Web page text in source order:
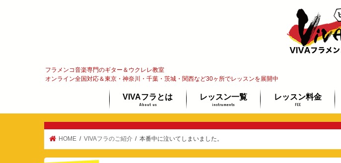
フラメンコ音楽専門のギター＆ウクレレ教室
オンライン全国対応＆東京・神奈川・千葉・茨城・関西など30ヶ所でレッスンを展開中
VIVAフラとは
About us
フラメンコってな〜に？
代表メッセージ
レッスン一覧
instruments
オンラインレッスン
ギター教室
ウクレレ教室
体験レッスン
レッスン料金
FEE
講師紹介
レッスン場所ご案内
HOME VIVAフラのご紹介 本番中に泣いてしまいました。